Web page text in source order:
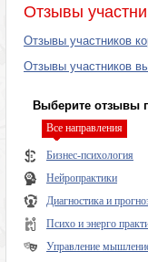
Отзывы
Отзывы участников
Отзывы участников
Выберите отзывы
Все направления
Бизнес-психология
Нейропрактики
Диагностика и
Психо и энерго
Управление